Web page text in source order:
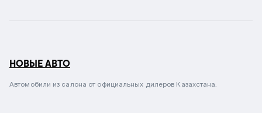
НОВЫЕ АВТО
Автомобили из салона от официальных дилеров Казахстана.